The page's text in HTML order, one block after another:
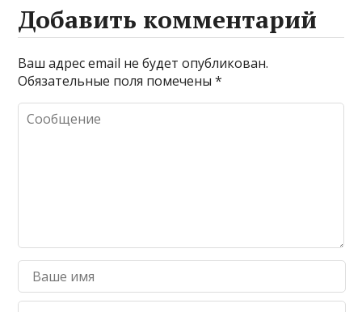
Добавить комментарий
Ваш адрес email не будет опубликован.
Обязательные поля помечены*